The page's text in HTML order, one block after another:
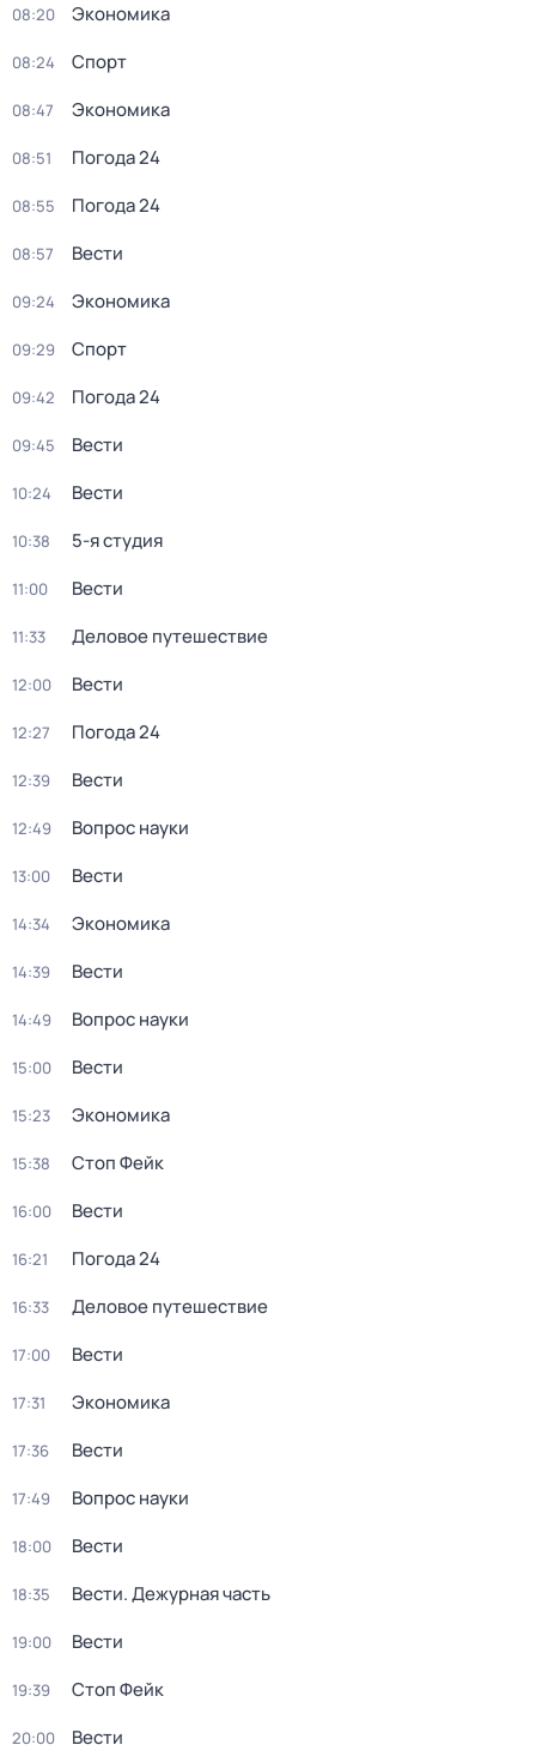
08:20 Экономика
08:24 Спорт
08:47 Экономика
08:51 Погода 24
08:55 Погода 24
08:57 Вести
09:24 Экономика
09:29 Спорт
09:42 Погода 24
09:45 Вести
10:24 Вести
10:38 5-я студия
11:00 Вести
11:33 Деловое путешествие
12:00 Вести
12:27 Погода 24
12:39 Вести
12:49 Вопрос науки
13:00 Вести
14:34 Экономика
14:39 Вести
14:49 Вопрос науки
15:00 Вести
15:23 Экономика
15:38 Стоп Фейк
16:00 Вести
16:21 Погода 24
16:33 Деловое путешествие
17:00 Вести
17:31 Экономика
17:36 Вести
17:49 Вопрос науки
18:00 Вести
18:35 Вести. Дежурная часть
19:00 Вести
19:39 Стоп Фейк
20:00 Вести